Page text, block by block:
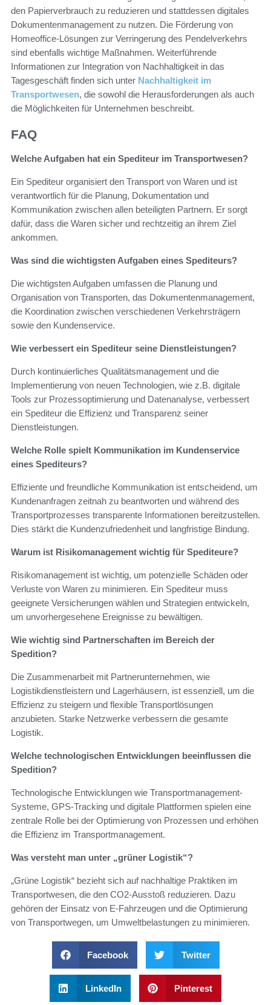
den Papierverbrauch zu reduzieren und stattdessen digitales
Dokumentenmanagement zu nutzen. Die Förderung von
Homeoffice-Lösungen zur Verringerung des Pendelverkehrs
sind ebenfalls wichtige Maßnahmen. Weiterführende
Informationen zur Integration von Nachhaltigkeit in das
Tagesgeschäft finden sich unter Nachhaltigkeit im
Transportwesen, die sowohl die Herausforderungen als auch
die Möglichkeiten für Unternehmen beschreibt.
FAQ
Welche Aufgaben hat ein Spediteur im Transportwesen?
Ein Spediteur organisiert den Transport von Waren und ist
verantwortlich für die Planung, Dokumentation und
Kommunikation zwischen allen beteiligten Partnern. Er sorgt
dafür, dass die Waren sicher und rechtzeitig an ihrem Ziel
ankommen.
Was sind die wichtigsten Aufgaben eines Spediteurs?
Die wichtigsten Aufgaben umfassen die Planung und
Organisation von Transporten, das Dokumentenmanagement,
die Koordination zwischen verschiedenen Verkehrsträgern
sowie den Kundenservice.
Wie verbessert ein Spediteur seine Dienstleistungen?
Durch kontinuierliches Qualitätsmanagement und die
Implementierung von neuen Technologien, wie z.B. digitale
Tools zur Prozessoptimierung und Datenanalyse, verbessert
ein Spediteur die Effizienz und Transparenz seiner
Dienstleistungen.
Welche Rolle spielt Kommunikation im Kundenservice
eines Spediteurs?
Effiziente und freundliche Kommunikation ist entscheidend, um
Kundenanfragen zeitnah zu beantworten und während des
Transportprozesses transparente Informationen bereitzustellen.
Dies stärkt die Kundenzufriedenheit und langfristige Bindung.
Warum ist Risikomanagement wichtig für Spediteure?
Risikomanagement ist wichtig, um potenzielle Schäden oder
Verluste von Waren zu minimieren. Ein Spediteur muss
geeignete Versicherungen wählen und Strategien entwickeln,
um unvorhergesehene Ereignisse zu bewältigen.
Wie wichtig sind Partnerschaften im Bereich der
Spedition?
Die Zusammenarbeit mit Partnerunternehmen, wie
Logistikdienstleistern und Lagerhäusern, ist essenziell, um die
Effizienz zu steigern und flexible Transportlösungen
anzubieten. Starke Netzwerke verbessern die gesamte
Logistik.
Welche technologischen Entwicklungen beeinflussen die
Spedition?
Technologische Entwicklungen wie Transportmanagement-
Systeme, GPS-Tracking und digitale Plattformen spielen eine
zentrale Rolle bei der Optimierung von Prozessen und erhöhen
die Effizienz im Transportmanagement.
Was versteht man unter „grüner Logistik“?
„Grüne Logistik“ bezieht sich auf nachhaltige Praktiken im
Transportwesen, die den CO2-Ausstoß reduzieren. Dazu
gehören der Einsatz von E-Fahrzeugen und die Optimierung
von Transportwegen, um Umweltbelastungen zu minimieren.
Facebook Twitter
LinkedIn Pinterest